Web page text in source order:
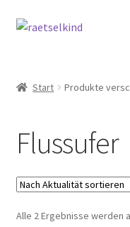
Zur
Zum
Cookie-Richtlinie (EU)
Datenschutzbelehrung
Echtheit von
Start Produkte
Flussufer
Alle 2 Ergebnisse werden